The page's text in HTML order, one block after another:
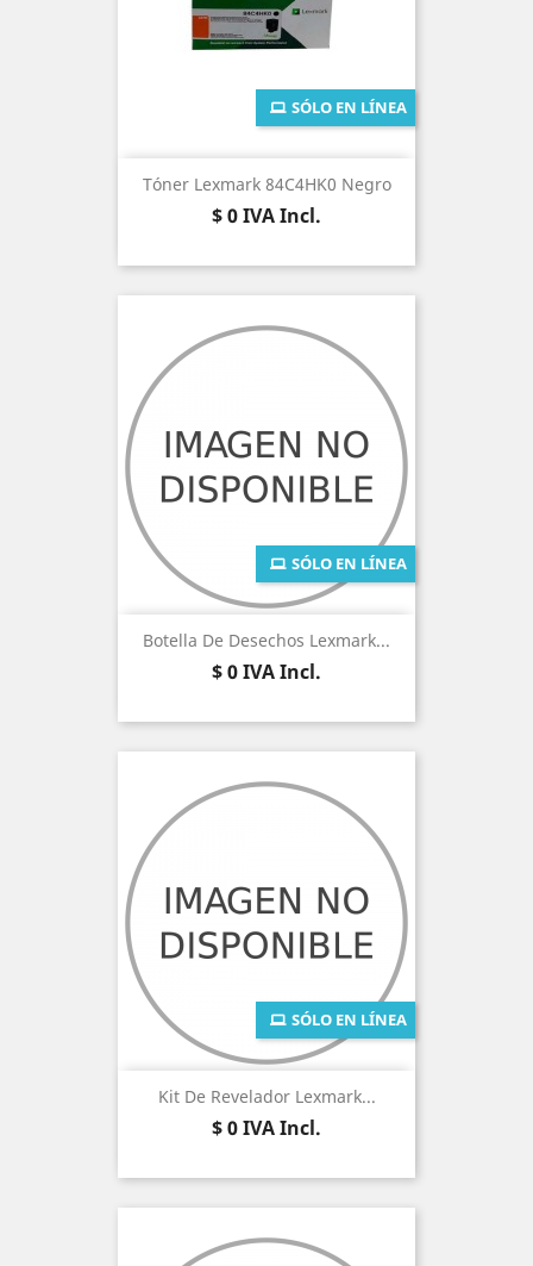
Tóner Lexmark 84C4HK0 Negro
Precio
$ 0IVA Incl.
SÓLO EN LÍNEA
Botella De Desechos Lexmark...
Precio
$ 0IVA Incl.
SÓLO EN LÍNEA
Kit De Revelador Lexmark...
Precio
$ 0IVA Incl.
SÓLO EN LÍNEA